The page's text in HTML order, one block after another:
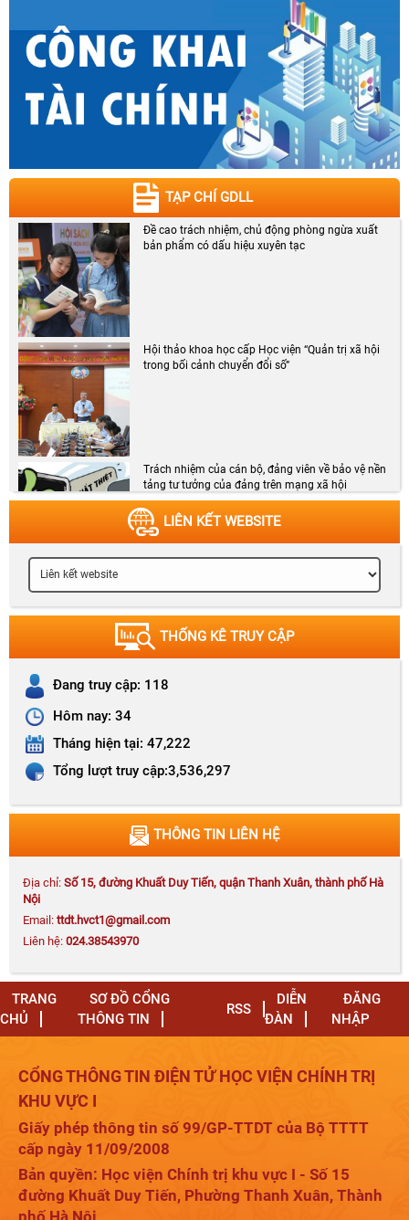
TẠP CHÍ GDLL
Đề cao trách nhiệm, chủ động phòng ngừa xuất
bản phẩm có dấu hiệu xuyên tạc
Hội thảo khoa học cấp Học viện “Quản trị xã hội
trong bối cảnh chuyển đổi số”
Trách nhiệm của cán bộ, đảng viên về bảo vệ nền
tảng tư tưởng của đảng trên mạng xã hội
Chương trình Chào cờ, phổ biến Nghị quyết tháng 8
CCLLCT hệ tập trung K72 (tuyển sinh đợt 2)
Thông báo số 203-TB/HVCTKV I kế hoạch thi bổ
sung lớp CCLLCT
khu vực I
Xây dựng "lá chắn thép" trên không gian mạng
trong tình hình mới
Phát biểu của Tổng Bí thư, Chủ tịch nước Tô Lâm tại Khai
mạc Hội nghị lần thứ ba Ban Chấp hành Trung ương Đảng
LIÊN KẾT WEBSITE
THỐNG KÊ TRUY CẬP
Đang truy cập: 118
Hôm nay: 34
Tháng hiện tại: 47,222
Tổng lượt truy cập:3,536,297
THÔNG TIN LIÊN HỆ
Địa chỉ: Số 15, đường Khuất Duy Tiến, quận Thanh Xuân, thành phố Hà
Nội
Email: ttdt.hvct1@gmail.com
Liên hệ: 024.38543970
TRANG
CHỦ
SƠ ĐỒ CỔNG
THÔNG TIN
RSS
DIỄN
ĐÀN
ĐĂNG
NHẬP
CỔNG THÔNG TIN ĐIỆN TỬ HỌC VIỆN CHÍNH TRỊ
KHU VỰC I
Giấy phép thông tin số 99/GP-TTDT của Bộ TTTT
cấp ngày 11/09/2008
Bản quyền: Học viện Chính trị khu vực I - Số 15
đường Khuất Duy Tiến, Phường Thanh Xuân, Thành